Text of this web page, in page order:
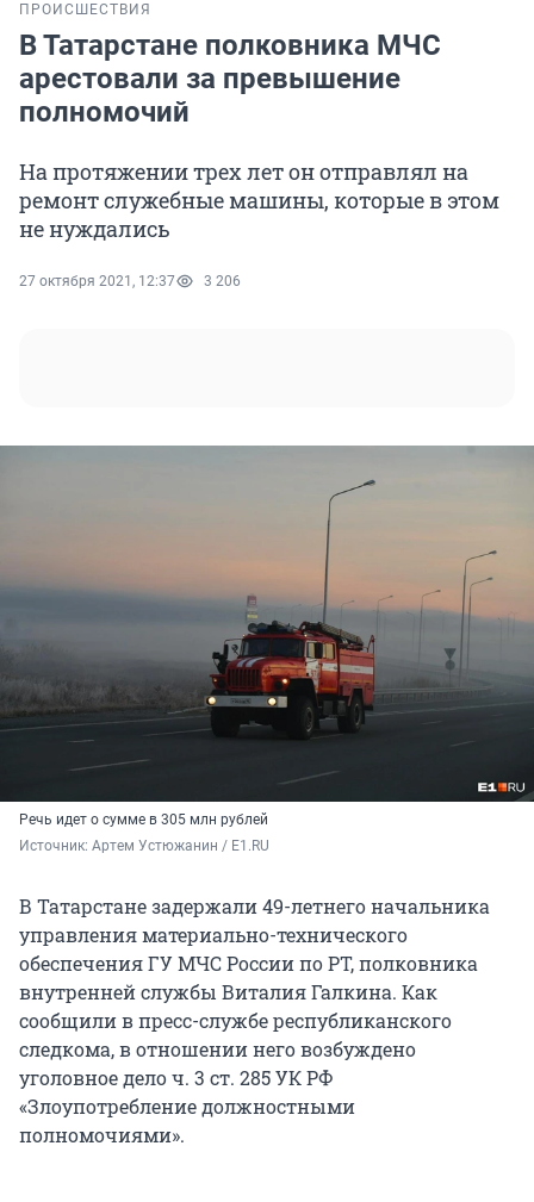
ПРОИСШЕСТВИЯ
В Татарстане полковника МЧС
арестовали за превышение
полномочий
На протяжении трех лет он отправлял на
ремонт служебные машины, которые в этом
не нуждались
27 октября 2021, 12:37 3 206
Речь идет о сумме в 305 млн рублей
Источник: Артем Устюжанин / E1.RU
В Татарстане задержали 49-летнего начальника
управления материально-технического
обеспечения ГУ МЧС России по РТ, полковника
внутренней службы Виталия Галкина. Как
сообщили в пресс-службе республиканского
следкома, в отношении него возбуждено
уголовное дело ч. 3 ст. 285 УК РФ
«Злоупотребление должностными
полномочиями».